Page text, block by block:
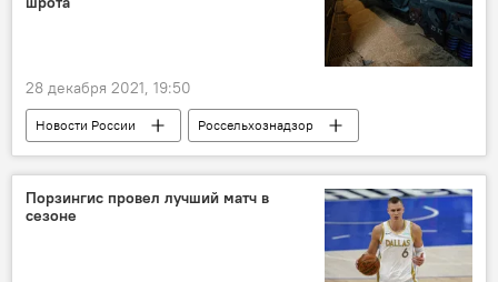
28 декабря 2021, 19:50
Новости России
Россельхознадзор
экспорт
пшеница
Порзингис провел лучший матч в
сезоне